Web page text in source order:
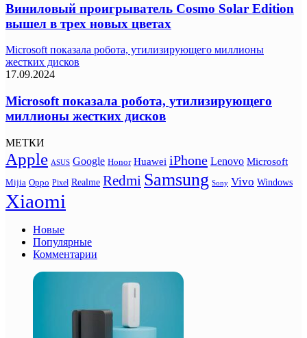
Виниловый проигрыватель Cosmo Solar Edition
вышел в трех новых цветах
Microsoft показала робота, утилизирующего миллионы
жестких дисков
17.09.2024
Microsoft показала робота, утилизирующего
миллионы жестких дисков
МЕТКИ
Apple ASUS Google Honor Huawei iPhone Lenovo Microsoft
Mijia Oppo Pixel Realme Redmi Samsung Sony Vivo Windows
Xiaomi
Новые
Популярные
Комментарии